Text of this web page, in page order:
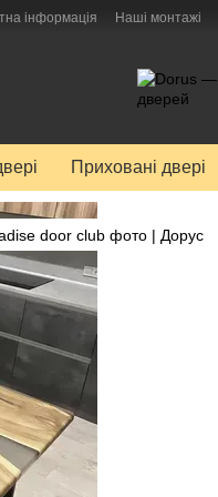
інформація Наші монтажі
Приховані двері